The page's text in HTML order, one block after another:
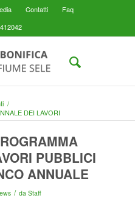
Contatti
Faq
/
DEI LAVORI
PUBBLICI
ANNUALE
/ da Staff